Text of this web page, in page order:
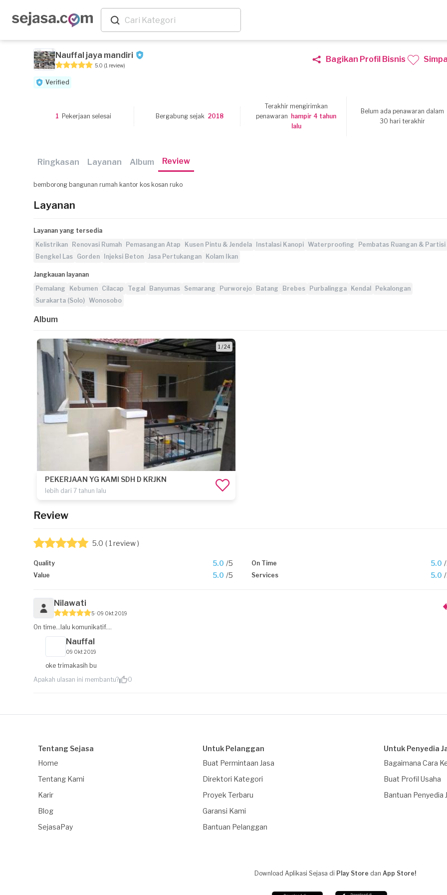
Nauffal jaya mandiri
5.0 (1 review)
Bagikan Profil Bisnis
Verified
1 Pekerjaan selesai Bergabung sejak 2018
Terakhir mengirimkan
penawaran hampir 4 tahun
lalu
Belum ada penawaran dalam
30 hari terakhir
Ringkasan Layanan Album Review
bemborong bangunan rumah kantor kos kosan ruko
Layanan
Layanan yang tersedia
Kelistrikan
Renovasi Rumah Pemasangan Atap Kusen Pintu & Jendela Instalasi Kanopi Waterproofing
Pembatas Ruangan & Partisi
Bengkel Las Gorden Injeksi Beton Jasa Pertukangan Kolam Ikan
Jangkauan layanan
Pemalang
Kebumen Cilacap Tegal Banyumas Semarang Purworejo Batang Brebes Purbalingga Kendal
Pekalongan
Surakarta (Solo) Wonosobo
Album
1 / 24
PEKERJAAN YG KAMI SDH D KRJKN
lebih dari 7 tahun lalu
Review
5.0 ( 1 review )
Quality 5.0 /5 On Time 5.0
Value 5.0 /5 Services 5.0
Nilawati
5 09 Okt 2019
On time...lalu komunikatif....
Nauffal
09 Okt 2019
oke trimakasih bu
Apakah ulasan ini membantu?
0
Tentang Sejasa
Home
Tentang Kami
Karir
Blog
SejasaPay
Untuk Pelanggan
Buat Permintaan Jasa
Direktori Kategori
Proyek Terbaru
Garansi Kami
Bantuan Pelanggan
Untuk Penyedia
Bagaimana Cara
Buat Profil Usaha
Bantuan Penyedia
Download Aplikasi Sejasa di Play Store dan App Store!